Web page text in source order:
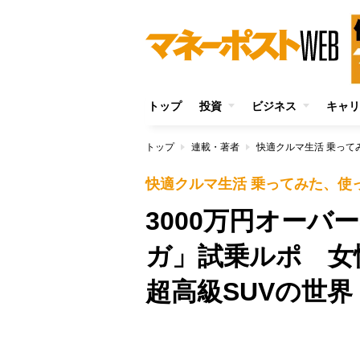
トップ 投資 ビジネス キャ
トップ 連載・著者 快適クルマ生活 乗って
快適クルマ生活 乗ってみた、使
3000万円オーバ
ガ」試乗ルポ 女
超高級SUVの世界